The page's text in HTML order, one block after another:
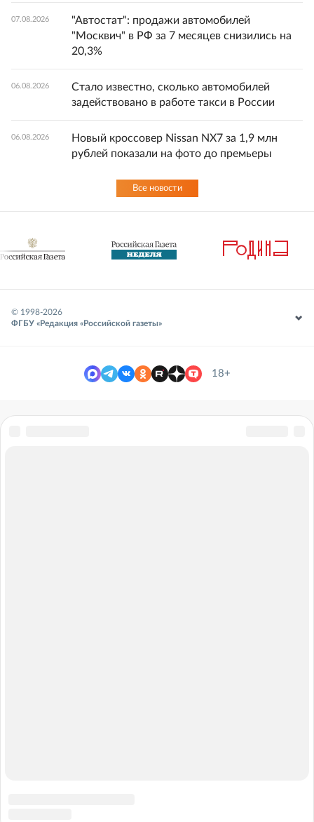
07.08.2026
"Автостат": продажи автомобилей
"Москвич" в РФ за 7 месяцев снизились на
20,3%
06.08.2026
Стало известно, сколько автомобилей
задействовано в работе такси в России
06.08.2026
Новый кроссовер Nissan NX7 за 1,9 млн
рублей показали на фото до премьеры
Все новости
© 1998-2026
ФГБУ «Редакция «Российской газеты»
18+